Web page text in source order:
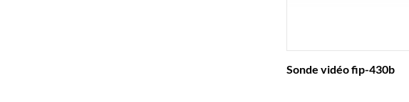
Sonde vidéo fip-430b